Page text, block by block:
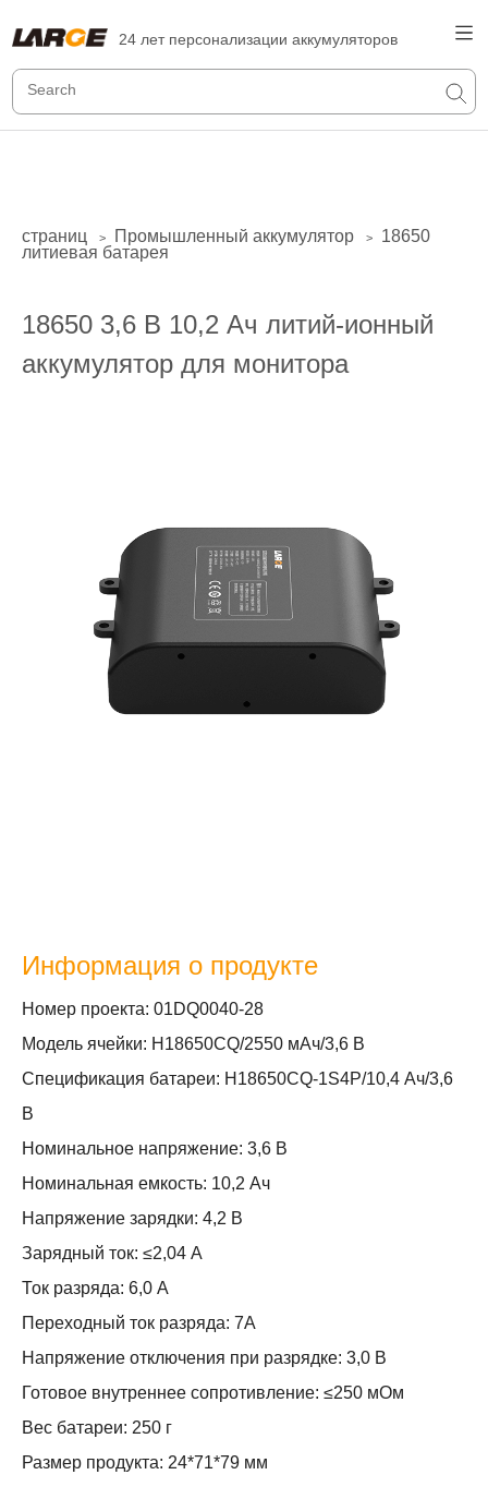
24 лет персонализации аккумуляторов
страниц > Промышленный аккумулятор >
18650
литиевая батарея
18650 3,6 В 10,2 Ач литий-ионный
аккумулятор для монитора
Информация о продукте
Номер проекта: 01DQ0040-28
Модель ячейки: H18650CQ/2550 мАч/3,6 В
Спецификация батареи: H18650CQ-1S4P/10,4 Ач/3,6
В
Номинальное напряжение: 3,6 В
Номинальная емкость: 10,2 Ач
Напряжение зарядки: 4,2 В
Зарядный ток: ≤2,04 А
Ток разряда: 6,0 А
Переходный ток разряда: 7А
Напряжение отключения при разрядке: 3,0 В
Готовое внутреннее сопротивление: ≤250 мОм
Вес батареи: 250 г
Размер продукта: 24*71*79 мм